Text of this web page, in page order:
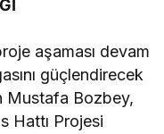
aşaması devam
güçlendirecek
Mustafa Bozbey,
Hattı Projesi